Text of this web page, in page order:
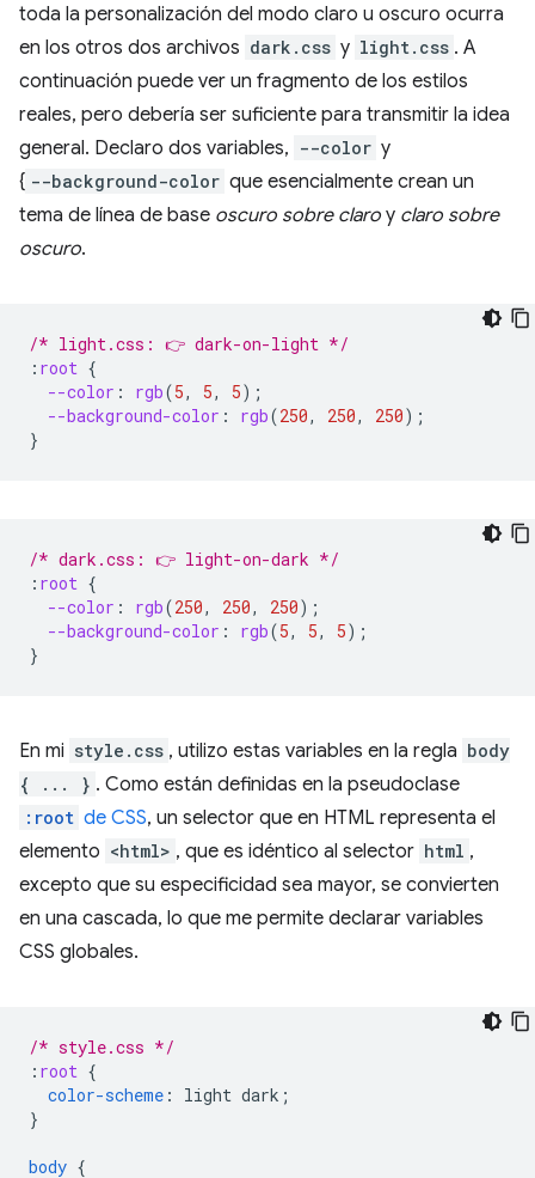
toda la personalización del modo claro u oscuro ocurra
en los otros dos archivos dark.css y light.css . A
continuación puede ver un fragmento de los estilos
reales, pero debería ser suficiente para transmitir la idea
general. Declaro dos variables, --color y
{ -⁠-⁠background-color que esencialmente crean un
tema de línea de base oscuro sobre claro y claro sobre
oscuro.
/* light.css: 👉 dark-on-light */
: root {
--color : rgb(5, 5, 5);
--background-color : rgb(250, 250, 250);
}
/* dark.css: 👉 light-on-dark */
: root {
--color : rgb(250, 250, 250);
--background-color : rgb(5, 5, 5);
}
En mi style.css , utilizo estas variables en la regla body
{ ... } . Como están definidas en la pseudoclase
:root de CSS, un selector que en HTML representa el
elemento <html> , que es idéntico al selector html ,
excepto que su especificidad sea mayor, se convierten
en una cascada, lo que me permite declarar variables
CSS globales.
/* style.css */
: root {
color-scheme : light dark ;
}
body {